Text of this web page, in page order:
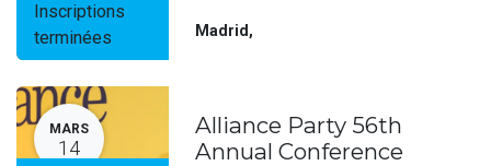
Inscriptions
terminées
Madrid ,
MARS
14
Alliance Party 56th
Annual Conference